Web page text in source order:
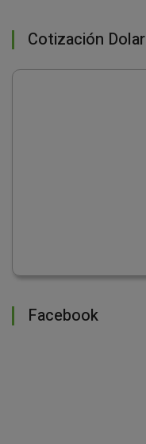
Cotización Dolar
Facebook